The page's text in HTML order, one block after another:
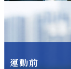
運動前